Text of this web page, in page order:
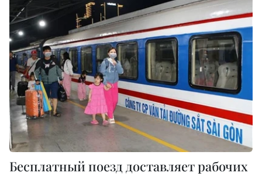
Бесплатный поезд доставляет рабочих